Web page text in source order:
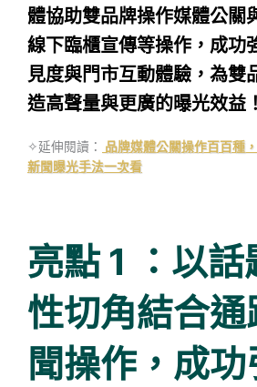
體協助雙品牌操作媒體公關
線下臨櫃宣傳等操作，成功
見度與門市互動體驗，為雙
造高聲量與更廣的曝光效益！
✧延伸閱讀：
品牌媒體公關操作百百種
新聞曝光手法一次看
亮點 1 ：以
性切角結合通
聞操作，成